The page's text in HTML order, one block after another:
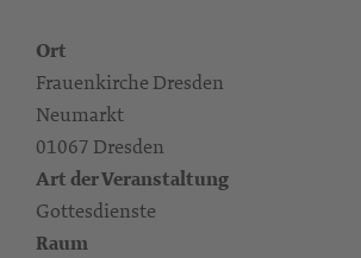
Ort
Frauenkirche Dresden
Neumarkt
01067 Dresden
Art der Veranstaltung
Gottesdienste
Raum